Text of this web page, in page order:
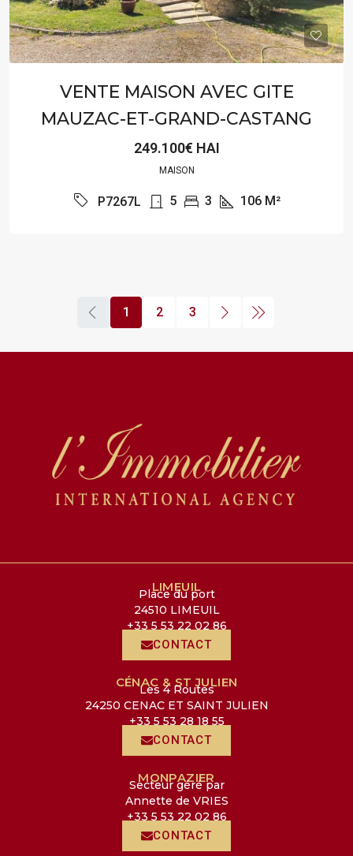
VENTE MAISON AVEC GITE
MAUZAC-ET-GRAND-CASTANG
249.100€ HAI
MAISON
P7267L 5 3 106 M²
1 2 3
LIMEUIL
Place du port
24510 LIMEUIL
+33 5 53 22 02 86
CONTACT
CÉNAC & ST JULIEN
Les 4 Routes
24250 CENAC ET SAINT JULIEN
+33 5 53 28 18 55
CONTACT
MONPAZIER
Secteur géré par
Annette de VRIES
+33 5 53 22 02 86
CONTACT